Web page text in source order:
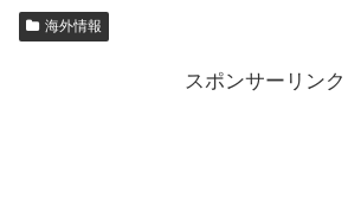
海外情報
スポンサーリンク